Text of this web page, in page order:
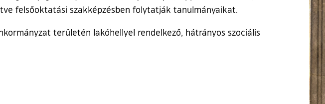
felsőoktatási szakképzésben folytatják tanulmányaikat.
területén lakóhellyel rendelkező, hátrányos szociális